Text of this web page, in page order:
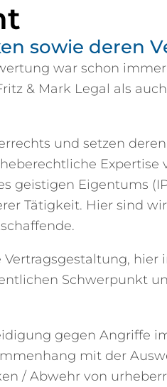
sowie deren
war schon
& Mark Legal als
und setzen
Expertise
geistigen Eigentums
Tätigkeit. Hier sind
hier
Schwerpunkt
gegen Angriffe
mit der
/ Abwehr von